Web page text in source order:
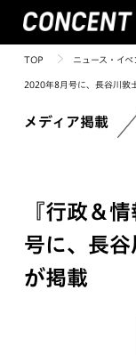
TOP ニュース・イベ
2020年8月号に、長谷川敦
メディア掲載
『行政＆
号に、長
が掲載